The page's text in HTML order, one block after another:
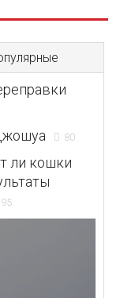
80
ли кошки
95